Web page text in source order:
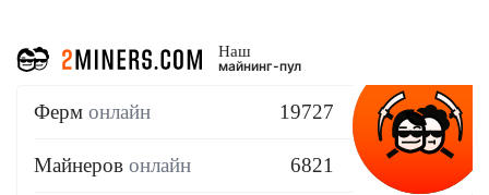
Наш
майнинг-пул
Ферм онлайн 19727
Майнеров онлайн 6821